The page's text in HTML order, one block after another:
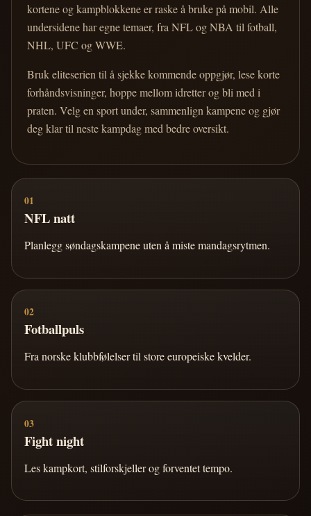
kortene og kampblokkene er raske å bruke på mobil. Alle
undersidene har egne temaer, fra NFL og NBA til fotball,
NHL, UFC og WWE.
Bruk eliteserien til å sjekke kommende oppgjør, lese korte
forhåndsvisninger, hoppe mellom idretter og bli med i
praten. Velg en sport under, sammenlign kampene og gjør
deg klar til neste kampdag med bedre oversikt.
01
NFL natt
Planlegg søndagskampene uten å miste mandagsrytmen.
02
Fotballpuls
Fra norske klubbfølelser til store europeiske kvelder.
03
Fight night
Les kampkort, stilforskjeller og forventet tempo.